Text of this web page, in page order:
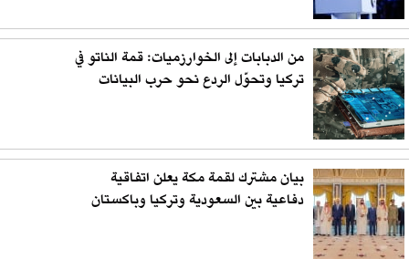
من الدبابات إلى الخوارزميات: قمة الناتو في
تركيا وتحوّل الردع نحو حرب البيانات
بيان مشترك لقمة مكة يعلن اتفاقية
دفاعية بين السعودية وتركيا وباكستان